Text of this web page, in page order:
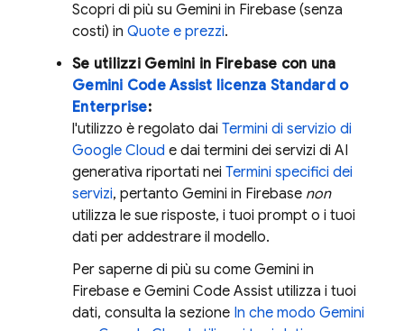
Scopri di più su Gemini in Firebase (senza
costi) in Quote e prezzi.
Se utilizzi Gemini in Firebase con una
Gemini Code Assist licenza Standard o
Enterprise:
l'utilizzo è regolato dai Termini di servizio di
Google Cloud e dai termini dei servizi di AI
generativa riportati nei Termini specifici dei
servizi, pertanto Gemini in Firebase non
utilizza le sue risposte, i tuoi prompt o i tuoi
dati per addestrare il modello.
Per saperne di più su come Gemini in
Firebase e Gemini Code Assist utilizza i tuoi
dati, consulta la sezione In che modo Gemini